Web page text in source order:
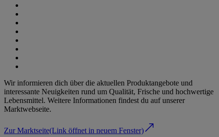
Wir informieren dich über die aktuellen Produktangebote und
interessante Neuigkeiten rund um Qualität, Frische und hochwertige
Lebensmittel. Weitere Informationen findest du auf unserer
Marktwebseite.
Zur Marktseite(Link öffnet in neuem Fenster)